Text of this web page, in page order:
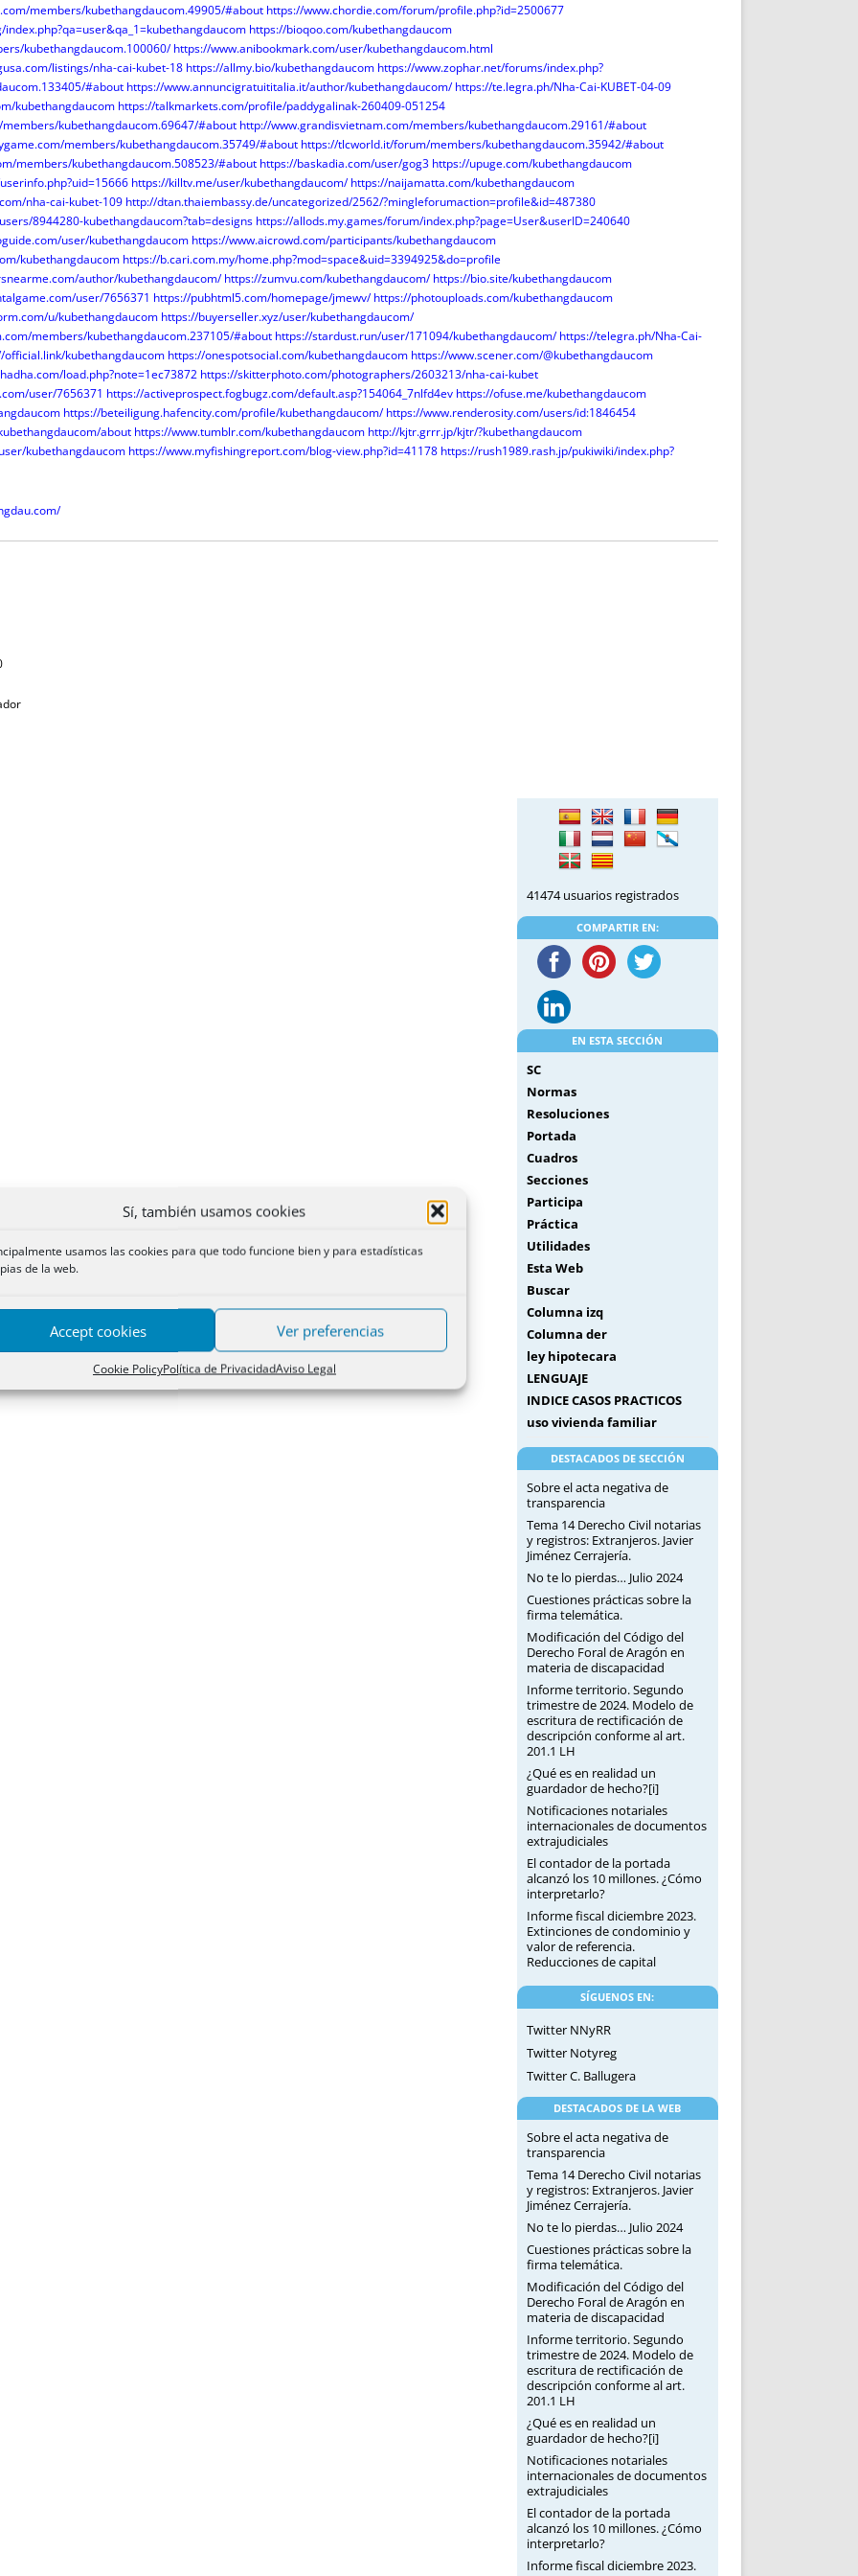
Sí, también usamos cookies
usamos las cookies para que todo funcione bien y para estadísticas
de la web.
Accept cookies Ver preferencias
Cookie PolicyPolítica de PrivacidadAviso Legal
members/kubethangdaucom.49905/#about https://www.chordie.com/forum/profile.php?id=2500677
https://bioqoo.com/kubethangdaucom
kubethangdaucom.100060/ https://www.anibookmark.com/user/kubethangdaucom.html
listings/nha-cai-kubet-18 https://allmy.bio/kubethangdaucom https://www.zophar.net/forums/index.php?
#about https://www.annuncigratuititalia.it/author/kubethangdaucom/ https://te.legra.ph/Nha-Cai-KUBET-04-09
kubethangdaucom https://talkmarkets.com/profile/paddygalinak-260409-051254
kubethangdaucom.69647/#about http://www.grandisvietnam.com/members/kubethangdaucom.29161/#about
members/kubethangdaucom.35749/#about https://tlcworld.it/forum/members/kubethangdaucom.35942/#about
members/kubethangdaucom.508523/#about https://baskadia.com/user/gog3 https://upuge.com/kubethangdaucom
https://killtv.me/user/kubethangdaucom/ https://naijamatta.com/kubethangdaucom
nha-cai-kubet-109 http://dtan.thaiembassy.de/uncategorized/2562/?mingleforumaction=profile&id=487380
8944280-kubethangdaucom?tab=designs https://allods.my.games/forum/index.php?page=User&userID=240640
user/kubethangdaucom https://www.aicrowd.com/participants/kubethangdaucom
kubethangdaucom https://b.cari.com.my/home.php?mod=space&uid=3394925&do=profile
author/kubethangdaucom/ https://zumvu.com/kubethangdaucom/ https://bio.site/kubethangdaucom
user/7656371 https://pubhtml5.com/homepage/jmewv/ https://photouploads.com/kubethangdaucom
u/kubethangdaucom https://buyerseller.xyz/user/kubethangdaucom/
members/kubethangdaucom.237105/#about https://stardust.run/user/171094/kubethangdaucom/ https://telegra.ph/Nha-Cai-
official.link/kubethangdaucom https://onespotsocial.com/kubethangdaucom https://www.scener.com/@kubethangdaucom
load.php?note=1ec73872 https://skitterphoto.com/photographers/2603213/nha-cai-kubet
user/7656371 https://activeprospect.fogbugz.com/default.asp?154064_7nlfd4ev https://ofuse.me/kubethangdaucom
https://beteiligung.hafencity.com/profile/kubethangdaucom/ https://www.renderosity.com/users/id:1846454
about https://www.tumblr.com/kubethangdaucom http://kjtr.grrr.jp/kjtr/?kubethangdaucom
kubethangdaucom https://www.myfishingreport.com/blog-view.php?id=41178 https://rush1989.rash.jp/pukiwiki/index.php?
41474 usuarios registrados
COMPARTIR EN:
EN ESTA SECCIÓN
SC
Normas
Resoluciones
Portada
Cuadros
Secciones
Participa
Práctica
Utilidades
Esta Web
Buscar
Columna izq
Columna der
ley hipotecara
LENGUAJE
INDICE CASOS PRACTICOS
uso vivienda familiar
DESTACADOS DE SECCIÓN
Sobre el acta negativa de
transparencia
Tema 14 Derecho Civil notarias
y registros: Extranjeros. Javier
Jiménez Cerrajería.
No te lo pierdas… Julio 2024
Cuestiones prácticas sobre la
firma telemática.
Modificación del Código del
Derecho Foral de Aragón en
materia de discapacidad
Informe territorio. Segundo
trimestre de 2024. Modelo de
escritura de rectificación de
descripción conforme al art.
201.1 LH
¿Qué es en realidad un
guardador de hecho?[i]
Notificaciones notariales
internacionales de documentos
extrajudiciales
El contador de la portada
alcanzó los 10 millones. ¿Cómo
interpretarlo?
Informe fiscal diciembre 2023.
Extinciones de condominio y
valor de referencia.
Reducciones de capital
SÍGUENOS EN:
Twitter NNyRR
Twitter Notyreg
Twitter C. Ballugera
DESTACADOS DE LA WEB
Sobre el acta negativa de
transparencia
Tema 14 Derecho Civil notarias
y registros: Extranjeros. Javier
Jiménez Cerrajería.
No te lo pierdas… Julio 2024
Cuestiones prácticas sobre la
firma telemática.
Modificación del Código del
Derecho Foral de Aragón en
materia de discapacidad
Informe territorio. Segundo
trimestre de 2024. Modelo de
escritura de rectificación de
descripción conforme al art.
201.1 LH
¿Qué es en realidad un
guardador de hecho?[i]
Notificaciones notariales
internacionales de documentos
extrajudiciales
El contador de la portada
alcanzó los 10 millones. ¿Cómo
interpretarlo?
Informe fiscal diciembre 2023.